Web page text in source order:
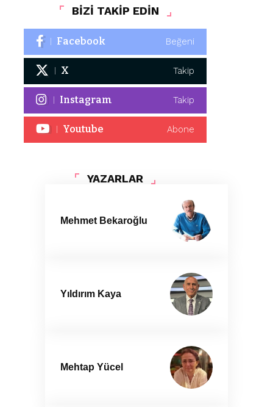
BİZİ TAKİP EDİN
Facebook Beğeni
X Takip
Instagram Takip
Youtube Abone
YAZARLAR
Mehmet Bekaroğlu
Yıldırım Kaya
Mehtap Yücel